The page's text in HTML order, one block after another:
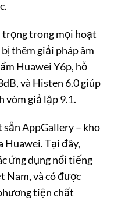
trọng trong mọi hoạt
thêm giải pháp âm
Huawei Y6p, hỗ
và Histen 6.0 giúp
vòm giả lập 9.1.
sẵn AppGallery – kho
Huawei. Tại đây,
ứng dụng nổi tiếng
Nam, và có được
tiện chất